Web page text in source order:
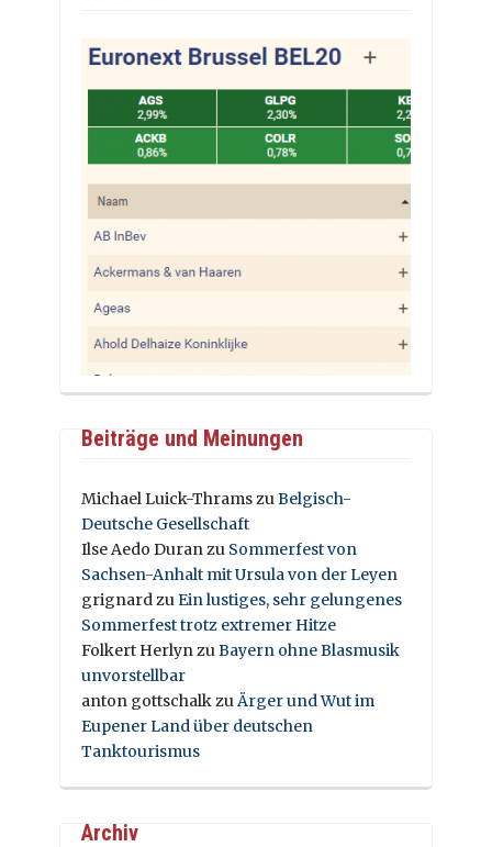
Beiträge und Meinungen
Michael Luick-Thrams zu Belgisch-
Deutsche Gesellschaft
Ilse Aedo Duran zu Sommerfest von
Sachsen-Anhalt mit Ursula von der Leyen
grignard zu Ein lustiges, sehr gelungenes
Sommerfest trotz extremer Hitze
Folkert Herlyn zu Bayern ohne Blasmusik
unvorstellbar
anton gottschalk zu Ärger und Wut im
Eupener Land über deutschen
Tanktourismus
Archiv